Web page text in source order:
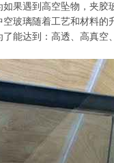
果遇到高空坠物，夹胶
玻璃随着工艺和材料的
能达到：高透、高真空